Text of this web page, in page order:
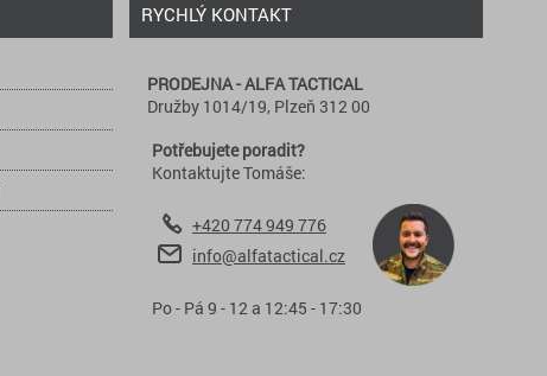
RYCHLÝ KONTAKT
PRODEJNA - ALFA TACTICAL
Družby 1014/19, Plzeň 312 00
Potřebujete poradit?
Kontaktujte Tomáše:
+420 774 949 776
info@alfatactical.cz
Po - Pá 9 - 12 a 12:45 - 17:30